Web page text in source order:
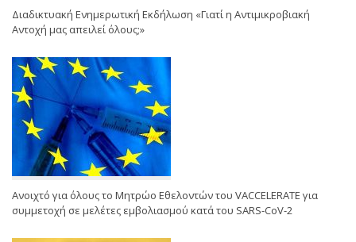
Διαδικτυακή Ενημερωτική Εκδήλωση «Γιατί η Αντιμικροβιακή
Αντοχή μας απειλεί όλους;»
Ανοιχτό για όλους το Μητρώο Εθελοντών του VACCELERATE για
συμμετοχή σε μελέτες εμβολιασμού κατά του SARS-CoV-2